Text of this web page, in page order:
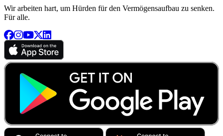
Wir arbeiten hart, um Hürden für den Vermögensaufbau zu senken.
Für alle.